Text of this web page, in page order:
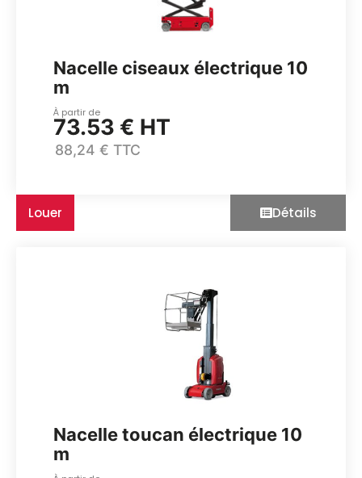
Nacelle ciseaux électrique 10
m
À partir de
73.53 € HT
88,24 € TTC
Louer Détails
Nacelle toucan électrique 10
m